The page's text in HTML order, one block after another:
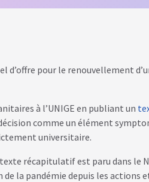
d’offre pour le renouvellement
à l’UNIGE en publiant un
comme un élément
universitaire.
texte récapitulatif est paru dans
de la pandémie depuis les